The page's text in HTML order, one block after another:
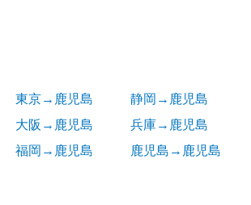
東京→鹿児島
静岡→鹿児島
大阪→鹿児島
兵庫→鹿児島
福岡→鹿児島
鹿児島→鹿児島